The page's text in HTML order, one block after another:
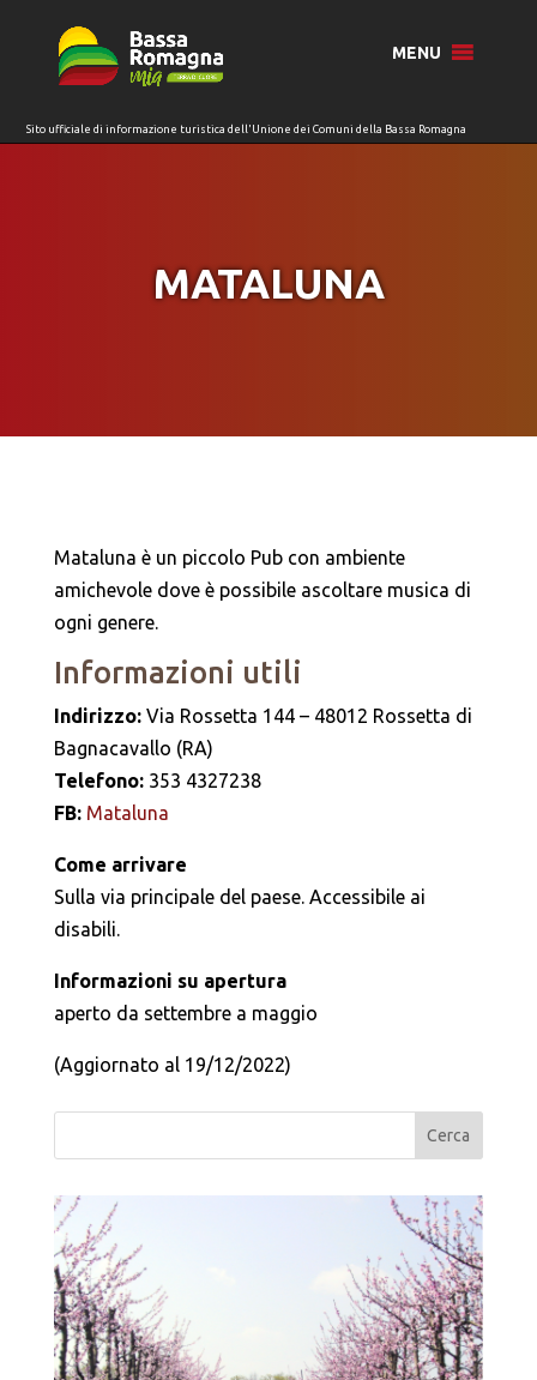
MENU
MATALUNA
Mataluna è un piccolo Pub con ambiente
amichevole dove è possibile ascoltare musica di
ogni genere.
Informazioni utili
Indirizzo: Via Rossetta 144 – 48012 Rossetta di
Bagnacavallo (RA)
Telefono: 353 4327238
FB: Mataluna
Come arrivare
Sulla via principale del paese. Accessibile ai
disabili.
Informazioni su apertura
aperto da settembre a maggio
(Aggiornato al 19/12/2022)